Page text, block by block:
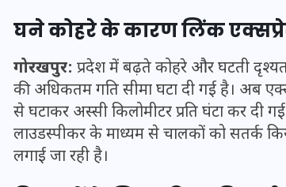
घने कोहरे के कारण लिंक
गोरखपुर: प्रदेश में बढ़ते कोहरे और घटती
की अधिकतम गति सीमा घटा दी गई है। अब
से घटाकर अस्सी किलोमीटर प्रति घंटा कर दी
लाउडस्पीकर के माध्यम से चालकों को सतर्क
लगाई जा रही है।